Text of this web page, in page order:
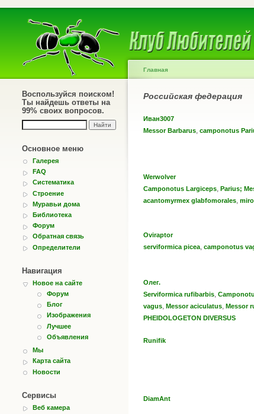
Воспользуйся поиском!
Ты найдешь ответы на
99% своих вопросов.
Основное меню
Галерея
FAQ
Систематика
Строение
Муравьи дома
Библиотека
Форум
Обратная связь
Определители
Навигация
Новое на сайте
Форум
Блог
Изображения
Лучшее
Объявления
Мы
Карта сайта
Новости
Сервисы
Веб камера
Главная
Российская федерация
Иван3007
Messor Barbarus, camponotus
Werwolver
Camponotus Largiceps, Parius;
acantomyrmex glabfomorales,
Oviraptor
serviformica picea, camponotus
Олег.
Serviformica rufibarbis,
vagus, Messor aciculatus, Messor
PHEIDOLOGETON DIVERSUS
Runifik
DiamAnt